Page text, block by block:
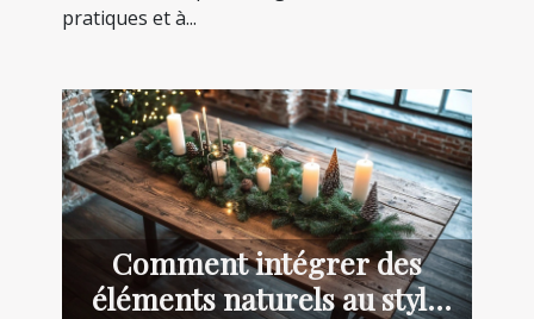
pratiques et à...
Comment intégrer des
éléments naturels au style